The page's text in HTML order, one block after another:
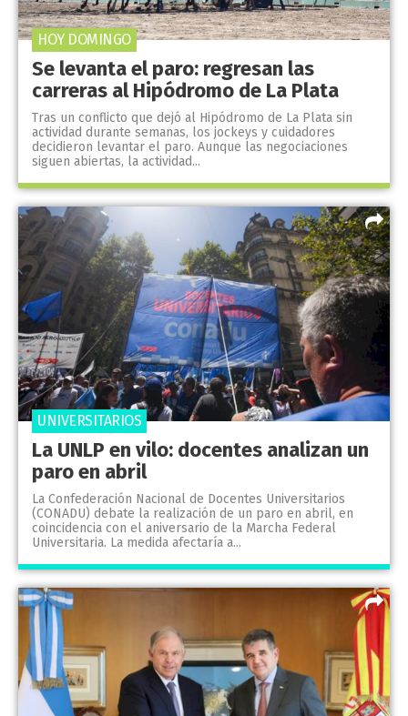
Se levanta el paro: regresan las
carreras al Hipódromo de La Plata
Tras un conflicto que dejó al Hipódromo de La Plata sin
actividad durante semanas, los jockeys y cuidadores
decidieron levantar el paro. Aunque las negociaciones
siguen abiertas, la actividad...
HOY DOMINGO
La UNLP en vilo: docentes analizan un
paro en abril
La Confederación Nacional de Docentes Universitarios
(CONADU) debate la realización de un paro en abril, en
coincidencia con el aniversario de la Marcha Federal
Universitaria. La medida afectaría a...
UNIVERSITARIOS